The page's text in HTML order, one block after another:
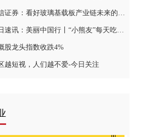
中信证券：看好玻璃基载板产业链未来的发展及投资机会 今日报
每日速讯：美丽中国行丨“小熊友”每天吃些啥？专属食谱揭秘
股龙头指数收跌4%
越短视，人们越不爱-今日关注